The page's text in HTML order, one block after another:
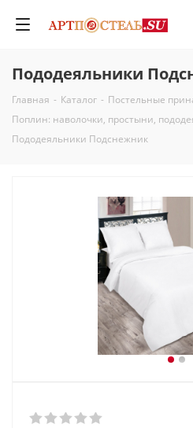
Пододеяльники
Главная - Каталог - Постельные
Поплин: наволочки, простыни,
Пододеяльники Подснежник